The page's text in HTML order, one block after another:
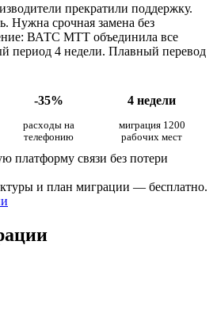
прекратили поддержку.
Нужна срочная замена без
ВАТС МТТ объединила все
период 4 недели. Плавный перевод
-35% 4 недели
расходы на
телефонию
миграция 1200
рабочих мест
платформу связи без потери
и план миграции — бесплатно.